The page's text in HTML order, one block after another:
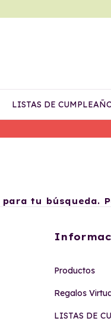
LISTAS DE
para tu
Productos
Regalos
LISTAS DE